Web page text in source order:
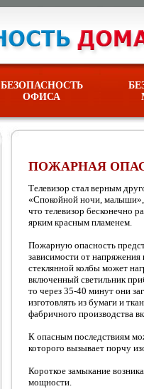
БЕЗОПАСНОСТЬ
ОФИСА
ПОЖАРНАЯ
Телевизор стал верным
«Спокойной ночи, малыши»,
что телевизор бесконечно
ярким красным пламенем.
Пожарную опасность
зависимости от
стеклянной колбы может
включенный светильник
то через 35-40 минут они
изготовлять из бумаги и
фабричного производства
К опасным последствиям
которого вызывает порчу
Короткое замыкание
мощности.